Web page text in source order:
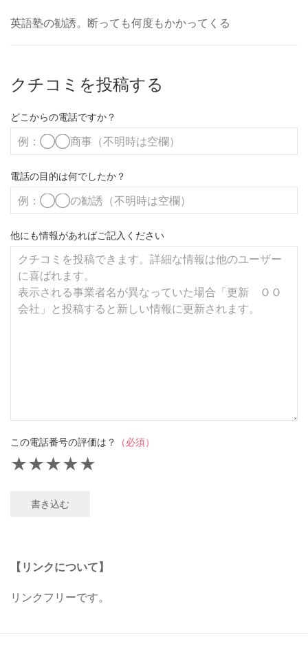
英語塾の勧誘。断っても何度もかかってくる
クチコミを投稿する
どこからの電話ですか？
電話の目的は何でしたか？
他にも情報があればご記入ください
この電話番号の評価は？ （必須）
★
★
★
★
★
書き込む
【リンクについて】
リンクフリーです。